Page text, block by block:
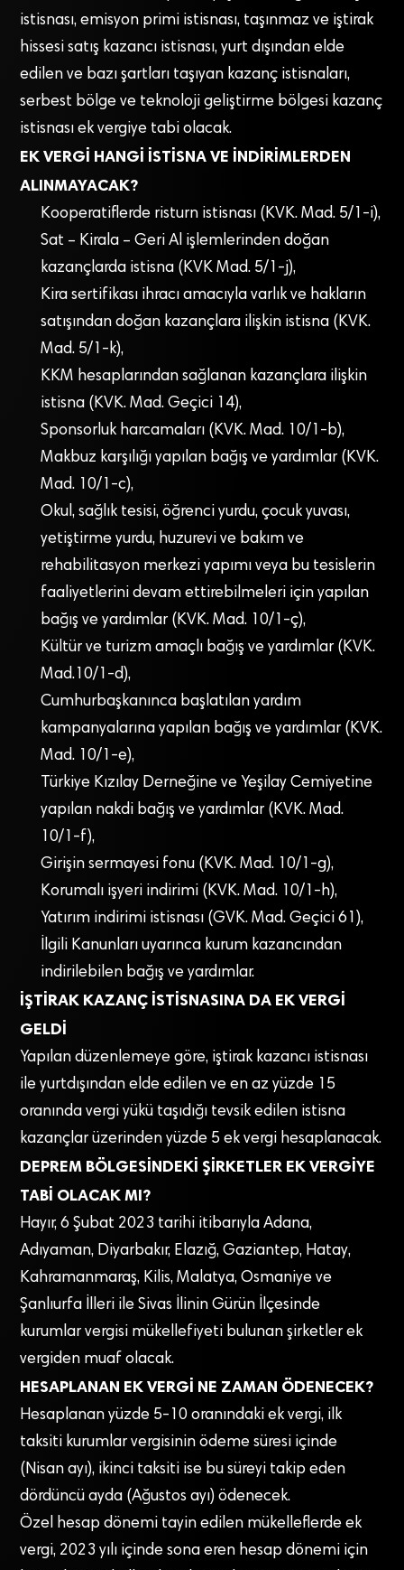
istisnası, emisyon primi istisnası, taşınmaz ve iştirak
hissesi satış kazancı istisnası, yurt dışından elde
edilen ve bazı şartları taşıyan kazanç istisnaları,
serbest bölge ve teknoloji geliştirme bölgesi kazanç
istisnası ek vergiye tabi olacak.
EK VERGİ HANGİ İSTİSNA VE İNDİRİMLERDEN
ALINMAYACAK?
Kooperatiflerde risturn istisnası (KVK. Mad. 5/1-i),
Sat – Kirala – Geri Al işlemlerinden doğan
kazançlarda istisna (KVK Mad. 5/1-j),
Kira sertifikası ihracı amacıyla varlık ve hakların
satışından doğan kazançlara ilişkin istisna (KVK.
Mad. 5/1-k),
KKM hesaplarından sağlanan kazançlara ilişkin
istisna (KVK. Mad. Geçici 14),
Sponsorluk harcamaları (KVK. Mad. 10/1-b),
Makbuz karşılığı yapılan bağış ve yardımlar (KVK.
Mad. 10/1-c),
Okul, sağlık tesisi, öğrenci yurdu, çocuk yuvası,
yetiştirme yurdu, huzurevi ve bakım ve
rehabilitasyon merkezi yapımı veya bu tesislerin
faaliyetlerini devam ettirebilmeleri için yapılan
bağış ve yardımlar (KVK. Mad. 10/1-ç),
Kültür ve turizm amaçlı bağış ve yardımlar (KVK.
Mad.10/1-d),
Cumhurbaşkanınca başlatılan yardım
kampanyalarına yapılan bağış ve yardımlar (KVK.
Mad. 10/1-e),
Türkiye Kızılay Derneğine ve Yeşilay Cemiyetine
yapılan nakdi bağış ve yardımlar (KVK. Mad.
10/1-f),
Girişin sermayesi fonu (KVK. Mad. 10/1-g),
Korumalı işyeri indirimi (KVK. Mad. 10/1-h),
Yatırım indirimi istisnası (GVK. Mad. Geçici 61),
İlgili Kanunları uyarınca kurum kazancından
indirilebilen bağış ve yardımlar.
İŞTİRAK KAZANÇ İSTİSNASINA DA EK VERGİ
GELDİ
Yapılan düzenlemeye göre, iştirak kazancı istisnası
ile yurtdışından elde edilen ve en az yüzde 15
oranında vergi yükü taşıdığı tevsik edilen istisna
kazançlar üzerinden yüzde 5 ek vergi hesaplanacak.
DEPREM BÖLGESİNDEKİ ŞİRKETLER EK VERGİYE
TABİ OLACAK MI?
Hayır, 6 Şubat 2023 tarihi itibarıyla Adana,
Adıyaman, Diyarbakır, Elazığ, Gaziantep, Hatay,
Kahramanmaraş, Kilis, Malatya, Osmaniye ve
Şanlıurfa İlleri ile Sivas İlinin Gürün İlçesinde
kurumlar vergisi mükellefiyeti bulunan şirketler ek
vergiden muaf olacak.
HESAPLANAN EK VERGİ NE ZAMAN ÖDENECEK?
Hesaplanan yüzde 5-10 oranındaki ek vergi, ilk
taksiti kurumlar vergisinin ödeme süresi içinde
(Nisan ayı), ikinci taksiti ise bu süreyi takip eden
dördüncü ayda (Ağustos ayı) ödenecek.
Özel hesap dönemi tayin edilen mükelleflerde ek
vergi, 2023 yılı içinde sona eren hesap dönemi için